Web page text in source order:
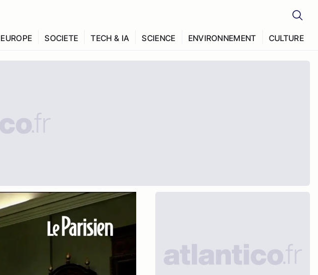
EUROPE SOCIETE TECH & IA SCIENCE ENVIRONNEMENT CULTURE